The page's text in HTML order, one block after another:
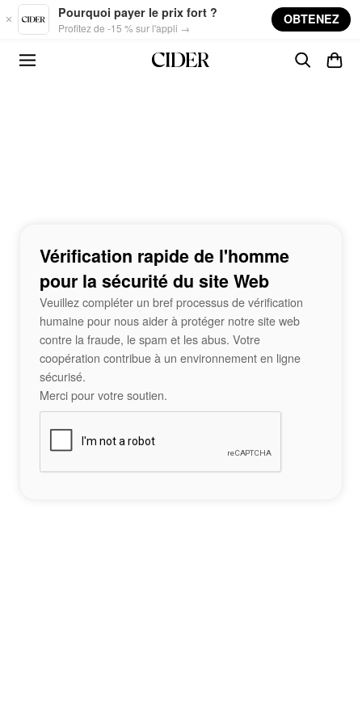
Skip to main content
Pourquoi payer le prix fort ?
Profitez de -15 % sur l'appli →
OBTENEZ
Vérification rapide de l'homme
pour la sécurité du site Web
Veuillez compléter un bref processus de vérification
humaine pour nous aider à protéger notre site web
contre la fraude, le spam et les abus. Votre
coopération contribue à un environnement en ligne
sécurisé.
Merci pour votre soutien.